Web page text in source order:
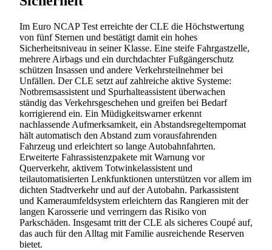
Im Euro NCAP Test erreichte der CLE die Höchstwertung
von fünf Sternen und bestätigt damit ein hohes
Sicherheitsniveau in seiner Klasse. Eine steife Fahrgastzelle,
mehrere Airbags und ein durchdachter Fußgängerschutz
schützen Insassen und andere Verkehrsteilnehmer bei
Unfällen. Der CLE setzt auf zahlreiche aktive Systeme:
Notbremsassistent und Spurhalteassistent überwachen
ständig das Verkehrsgeschehen und greifen bei Bedarf
korrigierend ein. Ein Müdigkeitswarner erkennt
nachlassende Aufmerksamkeit, ein Abstandsregeltempomat
hält automatisch den Abstand zum vorausfahrenden
Fahrzeug und erleichtert so lange Autobahnfahrten.
Erweiterte Fahrassistenzpakete mit Warnung vor
Querverkehr, aktivem Totwinkelassistent und
teilautomatisierten Lenkfunktionen unterstützen vor allem im
dichten Stadtverkehr und auf der Autobahn. Parkassistent
und Kameraumfeldsystem erleichtern das Rangieren mit der
langen Karosserie und verringern das Risiko von
Parkschäden. Insgesamt tritt der CLE als sicheres Coupé auf,
das auch für den Alltag mit Familie ausreichende Reserven
bietet.